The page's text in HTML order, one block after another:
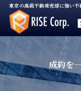
東京の高級不動産売却に強い不
成約を